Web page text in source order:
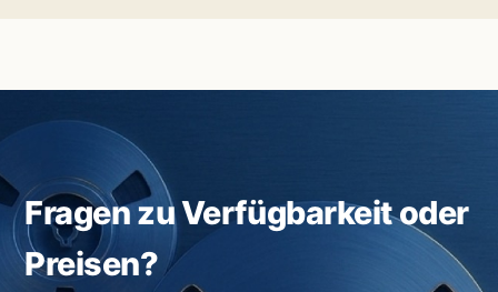
Fragen zu Verfügbarkeit oder
Preisen?